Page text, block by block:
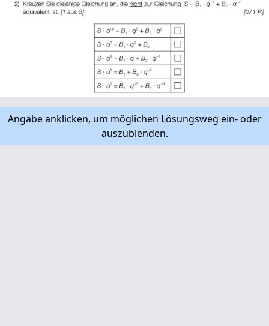
Angabe anklicken, um möglichen Lösungsweg ein- oder
auszublenden.